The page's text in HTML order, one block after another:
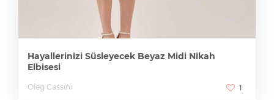
Hayallerinizi Süsleyecek Beyaz Midi Nikah
Elbisesi
Oleg Cassini 1